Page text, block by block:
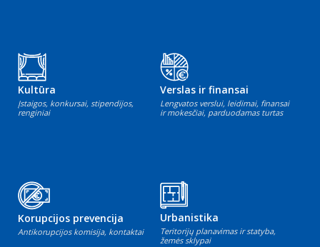
Kultūra
Įstaigos, konkursai, stipendijos,
renginiai
Verslas ir finansai
Lengvatos verslui, leidimai, finansai
ir mokesčiai, parduodamas turtas
Korupcijos prevencija
Antikorupcijos komisija, kontaktai
Urbanistika
Teritorijų planavimas ir statyba,
žemės sklypai